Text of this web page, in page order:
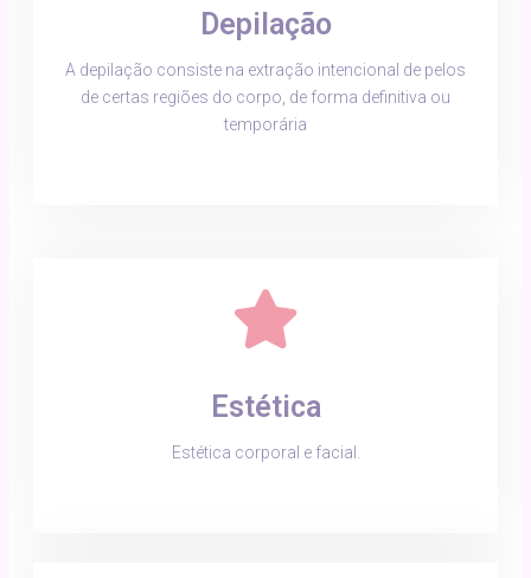
Depilação
A depilação consiste na extração intencional de pelos
de certas regiões do corpo, de forma definitiva ou
temporária
Estética
Estética corporal e facial.